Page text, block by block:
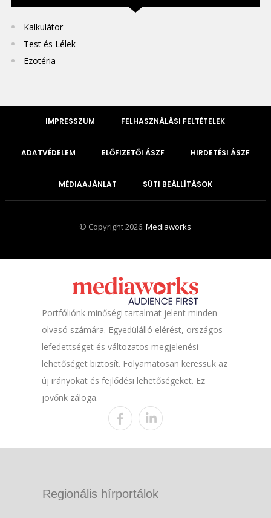
Kalkulátor
Test és Lélek
Ezotéria
IMPRESSZUM FELHASZNÁLÁSI FELTÉTELEK
ADATVÉDELEM ELŐFIZETŐI ÁSZF HIRDETÉSI ÁSZF
MÉDIAAJÁNLAT SÜTI BEÁLLÍTÁSOK
© Copyright 2026.Mediaworks
Portfóliónk minőségi tartalmat jelent minden
olvasó számára. Egyedülálló elérést, országos
lefedettséget és változatos megjelenési
lehetőséget biztosít. Folyamatosan keressük az
új irányokat és fejlődési lehetőségeket. Ez
jövőnk záloga.
Regionális hírportálok